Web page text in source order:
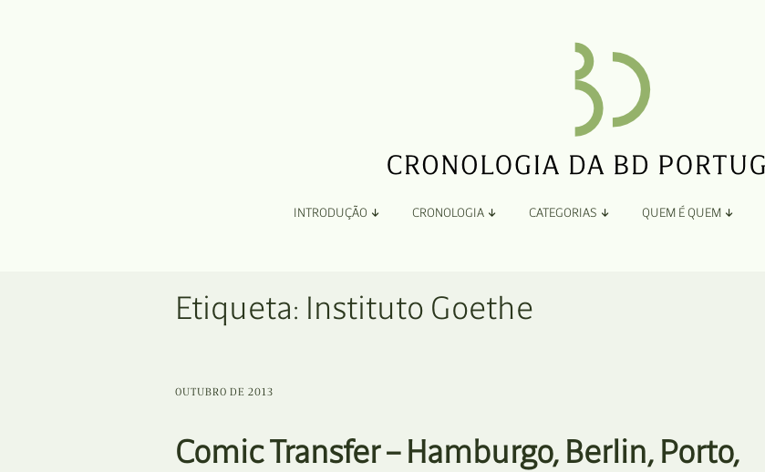
INTRODUÇÃO
Organização
CRONOLOGIA CATEGORIAS QUEM É QUEM
Etiqueta: Instituto Goethe
OUTUBRO DE 2013
Comic Transfer – Hamburgo, Berlin, Porto,